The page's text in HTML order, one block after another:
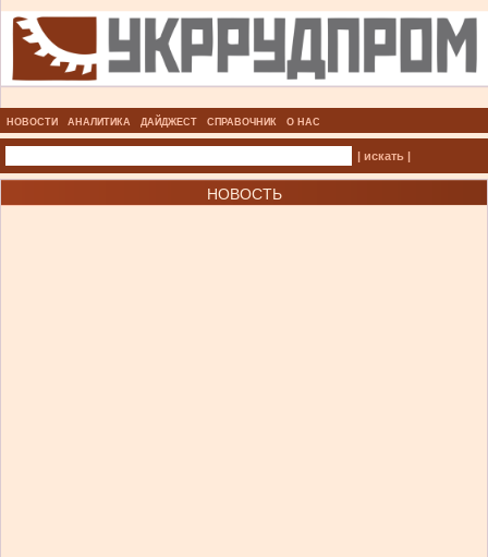
НОВОСТИ АНАЛИТИКА ДАЙДЖЕСТ СПРАВОЧНИК О НАС
| искать |
НОВОСТЬ